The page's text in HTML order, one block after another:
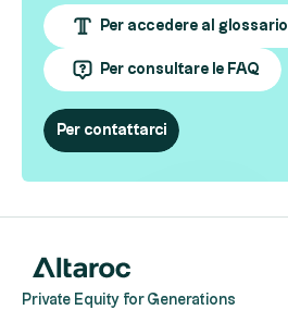
Per accedere al glossario
Per consultare le FAQ
Per contattarci
Private Equity for Generations